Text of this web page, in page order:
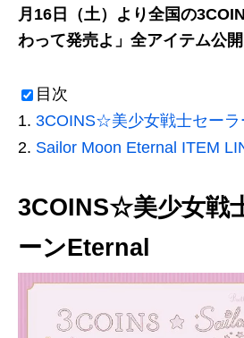
月16日（土）より全国の
わって発売よ」全アイテム公開
目次
3COINS☆美少女戦士セーラ
Sailor Moon Eternal ITEM
3COINS☆美少女戦
ーンEternal